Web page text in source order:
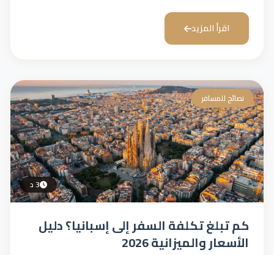
اقرأ المزيد
نصائح للمسافر
3 د
كم تبلغ تكلفة السفر إلى إسبانيا؟ دليل
الأسعار والميزانية 2026